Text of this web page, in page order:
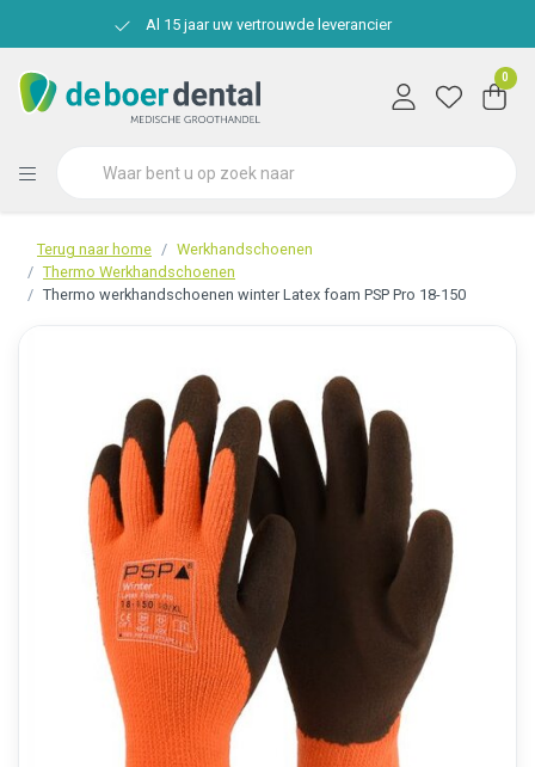
Al 15 jaar uw vertrouwde leverancier
0
Terug naar home
Werkhandschoenen
Thermo Werkhandschoenen
Thermo werkhandschoenen winter Latex foam PSP Pro 18-150